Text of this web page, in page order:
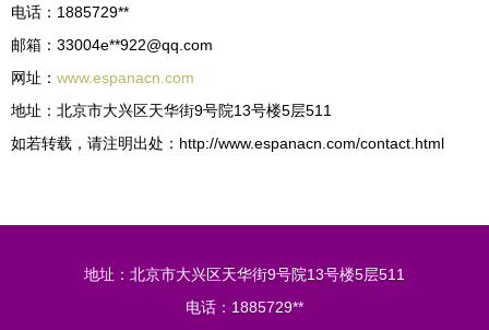
电话：1885729**
邮箱：33004e**922@qq.com
网址： www.espanacn.com
地址：北京市大兴区天华街9号院13号楼5层511
如若转载，请注明出处：http://www.espanacn.com/contact.html
地址：北京市大兴区天华街9号院13号楼5层511
电话：1885729**